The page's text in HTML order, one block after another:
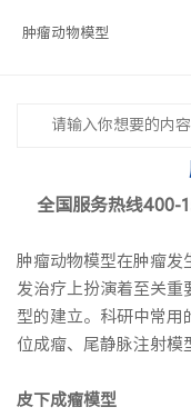
肿瘤动物模型
全国服务热线
肿瘤动物模型在肿瘤发
发治疗上扮演着至关重
型的建立。科研中常用
位成瘤、尾静脉注射模
皮下成瘤模型